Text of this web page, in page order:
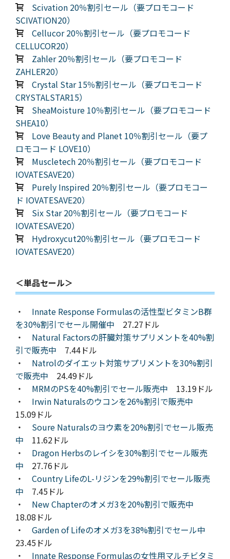
Scivation 20％割引セール（要プロモコード
SCIVATION20）
Cellucor 20％割引セール（要プロモコード
CELLUCOR20）
Zahler 20％割引セール（要プロモコード
ZAHLER20）
Crystal Star 15％割引セール（要プロモコード
CRYSTALSTAR15）
SheaMoisture 10％割引セール（要プロモコード
SHEA10）
Love Beauty and Planet 10％割引セール（要プ
ロモコード LOVE10）
Muscletech 20％割引セール（要プロモコード
IOVATESAVE20）
Purely Inspired 20％割引セール（要プロモコー
ド IOVATESAVE20）
Six Star 20％割引セール（要プロモコード
IOVATESAVE20）
Hydroxycut20％割引セール（要プロモコード
IOVATESAVE20）
＜単品セール＞
・ Innate Response Formulasの活性型ビタミンB群
を30%割引でセール開催中 27.27ドル
・ Natural Factorsの肝臓対策サプリメントを40%割
引で販売中 7.44ドル
・ Natrolのダイエット対策サプリメントを30%割引
で販売中 24.49ドル
・ MRMのPSを40%割引でセール販売中 13.19ドル
・ Irwin Naturalsのウコンを26%割引で販売中
15.09ドル
・ Soure Naturalsのヨウ素を20%割引でセール販売
中 11.62ドル
・ Dragon Herbsのレイシを30%割引でセール販売
中 27.76ドル
・ Country LifeのL-リジンを29%割引でセール販売
中 7.45ドル
・ New Chapterのオメガ3を20%割引で販売中
18.08ドル
・ Garden of Lifeのオメガ3を38%割引でセール中
23.45ドル
・ Innate Response Formulasの女性用マルチビタミ